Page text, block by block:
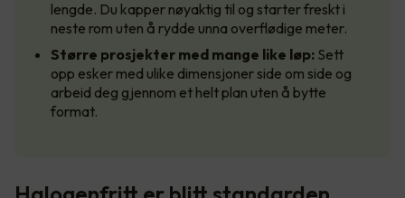
lengde. Du kapper nøyaktig til og starter freskt i
neste rom uten å rydde unna overflødige meter.
Større prosjekter med mange like løp: Sett
opp esker med ulike dimensjoner side om side og
arbeid deg gjennom et helt plan uten å bytte
format.